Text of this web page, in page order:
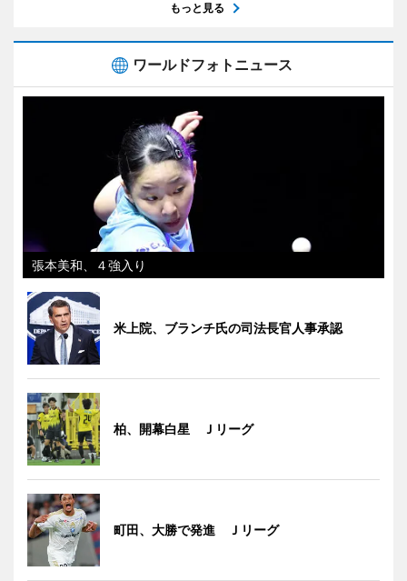
もっと見る
ワールドフォトニュース
張本美和、４強入り
米上院、ブランチ氏の司法長官人事承認
柏、開幕白星 Ｊリーグ
町田、大勝で発進 Ｊリーグ